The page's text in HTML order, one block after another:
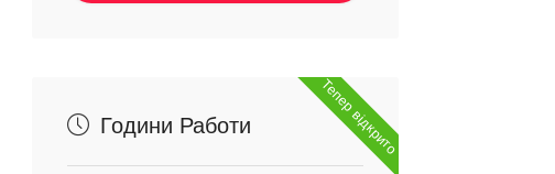
Тепер відкрито
Години Работи